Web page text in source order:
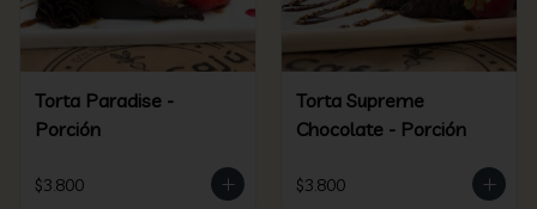
Torta Paradise -
Porción
$3.800
Torta Supreme
Chocolate - Porción
$3.800